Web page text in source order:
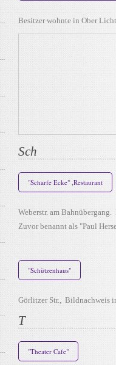
Besitzer wohnte in Ober
Sch
"Scharfe Ecke" ,Restaurant
Weberstr. am
Zuvor benannt als "Paul
"Schützenhaus"
Görlitzer Str., Bildnachweis
T
"Theater Cafe"